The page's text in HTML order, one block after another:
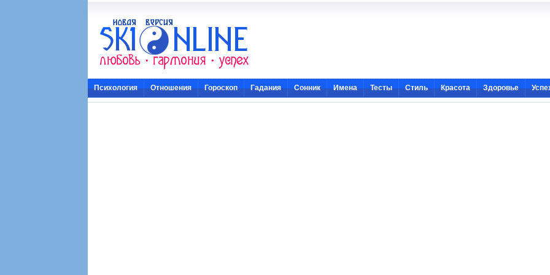
Психология Отношения Гороскоп Гадания Сонник Имена Тесты Стиль Красота Здоровье